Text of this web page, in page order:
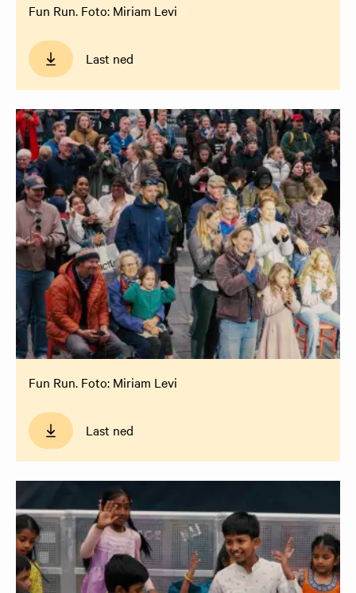
Fun Run. Foto: Miriam Levi
Last ned
Fun Run. Foto: Miriam Levi
Last ned